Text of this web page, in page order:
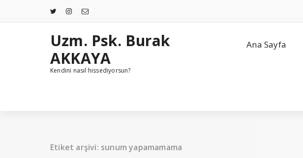
Uzm. Psk. Burak
AKKAYA
Kendini nasıl hissediyorsun?
Ana Sayfa
Etiket arşivi: sunum yapamamama